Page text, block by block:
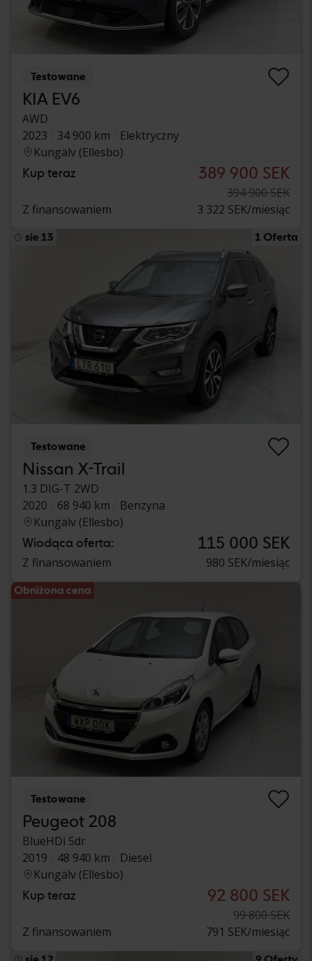
Testowane
KIA EV6
AWD
2023
34 900 km
Elektryczny
Kungälv (Ellesbo)
Kup teraz 389 900 SEK
394 900 SEK
Z finansowaniem
3 322 SEK/miesiąc
sie 13 1 Oferta
Testowane
Nissan X-Trail
1.3 DIG-T 2WD
2020
68 940 km
Benzyna
Kungälv (Ellesbo)
Wiodąca oferta: 115 000 SEK
Z finansowaniem 980 SEK/miesiąc
Obniżona cena
Testowane
Peugeot 208
BlueHDi 5dr
2019
48 940 km
Diesel
Kungälv (Ellesbo)
Kup teraz 92 800 SEK
99 800 SEK
Z finansowaniem
791 SEK/miesiąc